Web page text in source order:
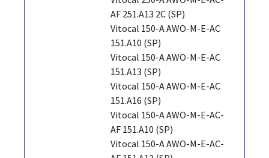
AF 251.A13 2C (SP)
Vitocal 150-A AWO-M-E-AC
151.A10 (SP)
Vitocal 150-A AWO-M-E-AC
151.A13 (SP)
Vitocal 150-A AWO-M-E-AC
151.A16 (SP)
Vitocal 150-A AWO-M-E-AC-
AF 151.A10 (SP)
Vitocal 150-A AWO-M-E-AC-